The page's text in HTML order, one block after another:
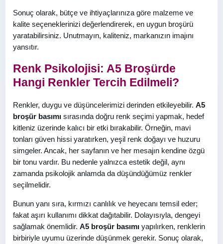
Sonuç olarak, bütçe ve ihtiyaçlarınıza göre malzeme ve
kalite seçeneklerinizi değerlendirerek, en uygun broşürü
yaratabilirsiniz. Unutmayın, kaliteniz, markanızın imajını
yansıtır.
Renk Psikolojisi: A5 Broşürde
Hangi Renkler Tercih Edilmeli?
Renkler, duygu ve düşüncelerimizi derinden etkileyebilir. A5
broşür basımı sırasında doğru renk seçimi yapmak, hedef
kitleniz üzerinde kalıcı bir etki bırakabilir. Örneğin, mavi
tonları güven hissi yaratırken, yeşil renk doğayı ve huzuru
simgeler. Ancak, her sayfanın ve her mesajın kendine özgü
bir tonu vardır. Bu nedenle yalnızca estetik değil, aynı
zamanda psikolojik anlamda da düşündüğümüz renkler
seçilmelidir.
Bunun yanı sıra, kırmızı canlılık ve heyecanı temsil eder;
fakat aşırı kullanımı dikkat dağıtabilir. Dolayısıyla, dengeyi
sağlamak önemlidir. A5 broşür basımı yapılırken, renklerin
birbiriyle uyumu üzerinde düşünmek gerekir. Sonuç olarak,